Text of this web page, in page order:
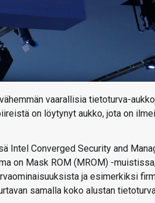
vaarallisia tietoturva-
on löytynyt aukko, jota on
Intel Converged Security and
on Mask ROM (MROM) -
ja esimerkiksi
samalla koko alustan